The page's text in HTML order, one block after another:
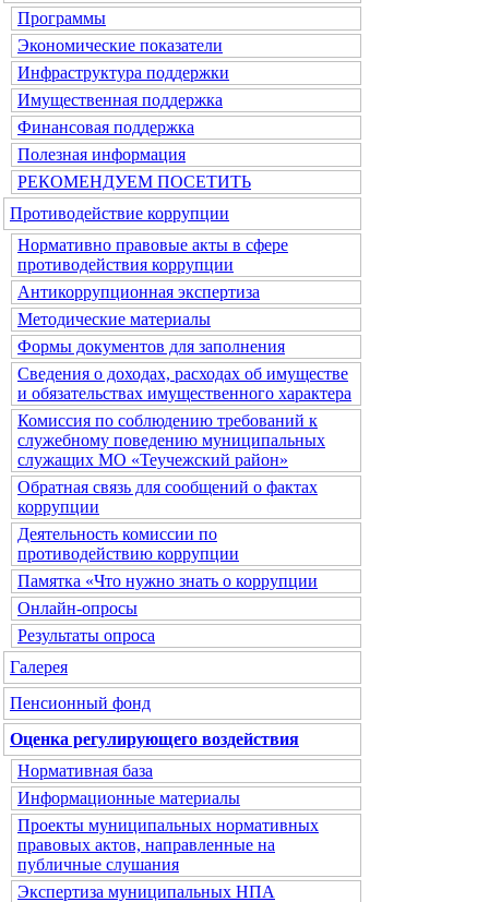
Программы
Экономические показатели
Инфраструктура поддержки
Имущественная поддержка
Финансовая поддержка
Полезная информация
РЕКОМЕНДУЕМ ПОСЕТИТЬ
Противодействие коррупции
Нормативно правовые акты в сфере
противодействия коррупции
Антикоррупционная экспертиза
Методические материалы
Формы документов для заполнения
Сведения о доходах, расходах об имуществе
и обязательствах имущественного характера
Комиссия по соблюдению требований к
служебному поведению муниципальных
служащих МО «Теучежский район»
Обратная связь для сообщений о фактах
коррупции
Деятельность комиссии по
противодействию коррупции
Памятка «Что нужно знать о коррупции
Онлайн-опросы
Результаты опроса
Галерея
Пенсионный фонд
Оценка регулирующего воздействия
Нормативная база
Информационные материалы
Проекты муниципальных нормативных
правовых актов, направленные на
публичные слушания
Экспертиза муниципальных НПА